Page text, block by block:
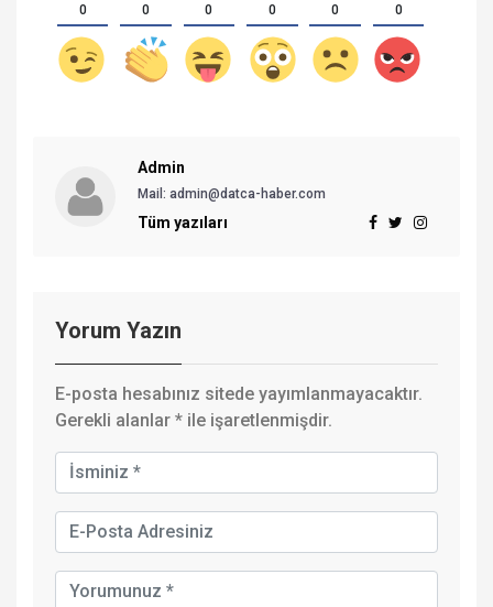
0 0 0 0 0 0
Admin
Mail: admin@datca-haber.com
Tüm yazıları
Yorum Yazın
E-posta hesabınız sitede yayımlanmayacaktır.
Gerekli alanlar * ile işaretlenmişdir.